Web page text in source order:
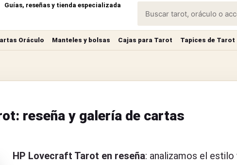
Guías, reseñas y tienda especializada
Oráculo Manteles y bolsas Cajas para Tarot Tapices de Tarot
reseña y galería de cartas
HP Lovecraft Tarot en reseña: analizamos el